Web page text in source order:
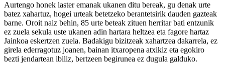
Aurtengo honek laster emanak ukanen ditu bereak, gu denak urte
batez xahartuz, hogei urteak betetzeko berantetsirik dauden gazteak
barne. Oroit naiz behin, 85 urte beteak zituen herritar bati entzunik
ez zuela sekula uste ukanen adin hartara heltzea eta fagore hartaz
Jainkoa eskertzen zuela. Badakigu bizitzeak xahartzea dakarrela, ez
girela ederragotuz joanen, bainan itxaropena atxikiz eta egokiro
bezti jendartean ibiliz, bertzeen begirunea ez dugula galduko.